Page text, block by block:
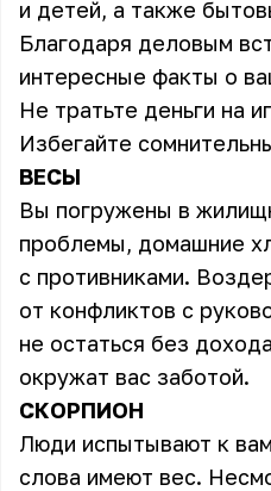
и детей, а также
Благодаря деловым
интересные факты о
Не тратьте деньги на
Избегайте
ВЕСЫ
Вы погружены в
проблемы, домашние
с противниками.
от конфликтов с
не остаться без
окружат вас заботой.
СКОРПИОН
Люди испытывают к
слова имеют вес.